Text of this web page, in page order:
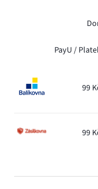
PayU /
99
99